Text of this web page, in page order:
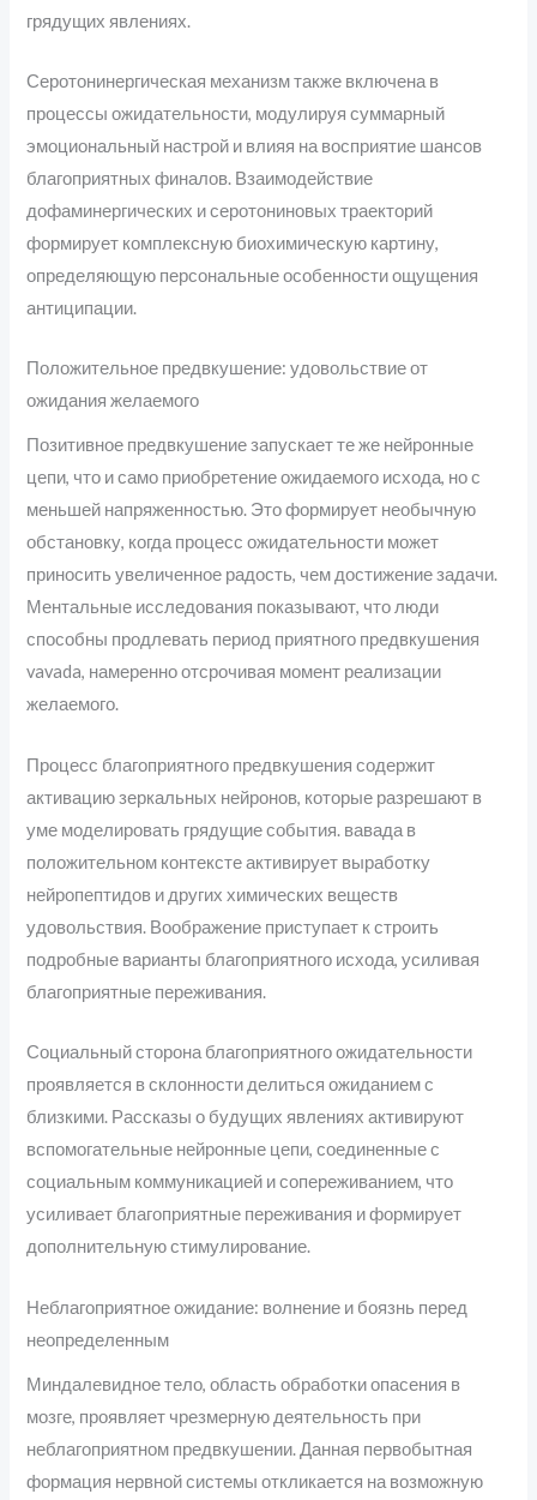
грядущих явлениях.
Серотонинергическая механизм также включена в
процессы ожидательности, модулируя суммарный
эмоциональный настрой и влияя на восприятие шансов
благоприятных финалов. Взаимодействие
дофаминергических и серотониновых траекторий
формирует комплексную биохимическую картину,
определяющую персональные особенности ощущения
антиципации.
Положительное предвкушение: удовольствие от
ожидания желаемого
Позитивное предвкушение запускает те же нейронные
цепи, что и само приобретение ожидаемого исхода, но с
меньшей напряженностью. Это формирует необычную
обстановку, когда процесс ожидательности может
приносить увеличенное радость, чем достижение задачи.
Ментальные исследования показывают, что люди
способны продлевать период приятного предвкушения
vavada, намеренно отсрочивая момент реализации
желаемого.
Процесс благоприятного предвкушения содержит
активацию зеркальных нейронов, которые разрешают в
уме моделировать грядущие события. вавада в
положительном контексте активирует выработку
нейропептидов и других химических веществ
удовольствия. Воображение приступает к строить
подробные варианты благоприятного исхода, усиливая
благоприятные переживания.
Социальный сторона благоприятного ожидательности
проявляется в склонности делиться ожиданием с
близкими. Рассказы о будущих явлениях активируют
вспомогательные нейронные цепи, соединенные с
социальным коммуникацией и сопереживанием, что
усиливает благоприятные переживания и формирует
дополнительную стимулирование.
Неблагоприятное ожидание: волнение и боязнь перед
неопределенным
Миндалевидное тело, область обработки опасения в
мозге, проявляет чрезмерную деятельность при
неблагоприятном предвкушении. Данная первобытная
формация нервной системы откликается на возможную